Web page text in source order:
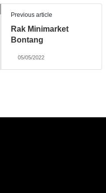
Previous article
Rak Minimarket
Bontang
05/05/2022